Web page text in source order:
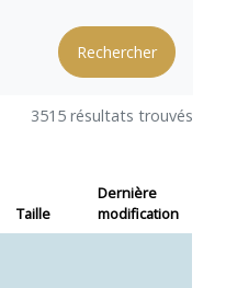
3515 résultats trouvés
Taille
Dernière
modification